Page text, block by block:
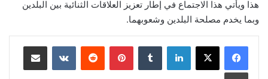
هذا ويأتي هذا الاجتماع في إطار تعزيز العلاقات الثنائية بين البلدين
وبما يخدم مصلحة البلدين وشعوبهما.
لينكدإن بينتيريست